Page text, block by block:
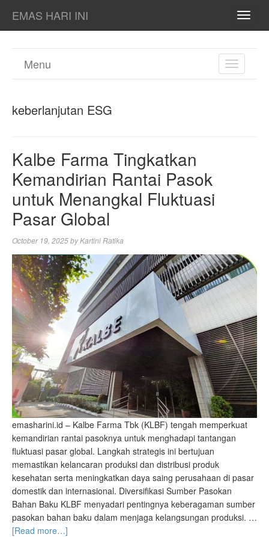
EMAS HARI INI
TOGGLE
Menu
keberlanjutan ESG
Kalbe Farma Tingkatkan
Kemandirian Rantai Pasok
untuk Menangkal Fluktuasi
Pasar Global
October 19, 2025byKartini Ratika
emasharini.id – Kalbe Farma Tbk (KLBF) tengah memperkuat
kemandirian rantai pasoknya untuk menghadapi tantangan
fluktuasi pasar global. Langkah strategis ini bertujuan
memastikan kelancaran produksi dan distribusi produk
kesehatan serta meningkatkan daya saing perusahaan di pasar
domestik dan internasional. Diversifikasi Sumber Pasokan
Bahan Baku KLBF menyadari pentingnya keberagaman sumber
pasokan bahan baku dalam menjaga kelangsungan produksi. …
[Read more…]